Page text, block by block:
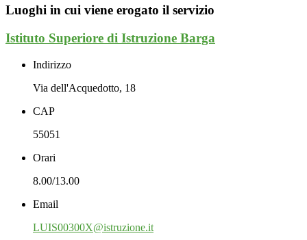
Luoghi in cui viene erogato il servizio
Istituto Superiore di Istruzione Barga
Indirizzo
Via dell'Acquedotto, 18
CAP
55051
Orari
8.00/13.00
Email
LUIS00300X@istruzione.it